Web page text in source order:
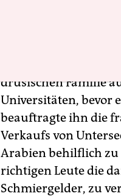
die
drusischen Familie
Universitäten, bevor
beauftragte ihn die
Verkaufs von
Arabien behilflich zu
richtigen Leute die
Schmiergelder, zu